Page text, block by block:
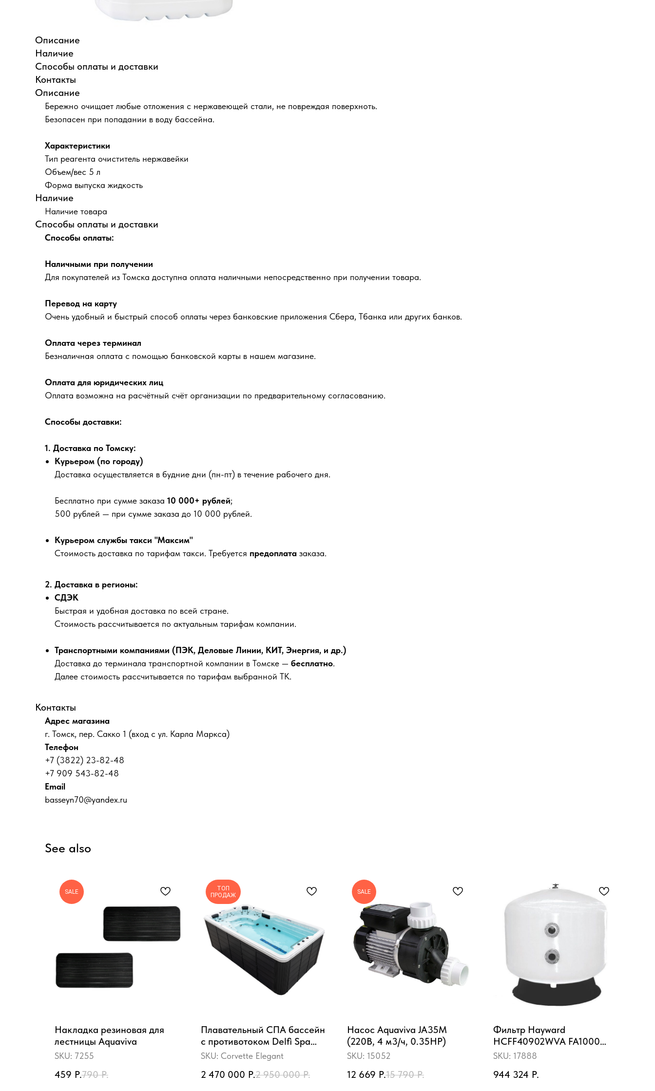
Описание
Наличие
Способы оплаты и доставки
Контакты
Описание
Бережно очищает любые отложения с нержавеющей стали, не повреждая поверхноть.
Безопасен при попадании в воду бассейна.
Характеристики
Тип реагента очиститель нержавейки
Объем/вес 5 л
Форма выпуска жидкость
Наличие
Наличие товара
Способы оплаты и доставки
Способы оплаты:
Наличными при получении
Для покупателей из Томска доступна оплата наличными непосредственно при получении товара.
Перевод на карту
Очень удобный и быстрый способ оплаты через банковские приложения Сбера, Тбанка или других банков.
Оплата через терминал
Безналичная оплата с помощью банковской карты в нашем магазине.
Оплата для юридических лиц
Оплата возможна на расчётный счёт организации по предварительному согласованию.
Способы доставки:
1. Доставка по Томску:
Курьером (по городу)
Доставка осуществляется в будние дни (пн-пт) в течение рабочего дня.
Бесплатно при сумме заказа 10 000+ рублей;
500 рублей — при сумме заказа до 10 000 рублей.
Курьером службы такси "Максим"
Стоимость доставка по тарифам такси. Требуется предоплата заказа.
2. Доставка в регионы:
СДЭК
Быстрая и удобная доставка по всей стране.
Стоимость рассчитывается по актуальным тарифам компании.
Транспортными компаниями (ПЭК, Деловые Линии, КИТ, Энергия, и др.)
Доставка до терминала транспортной компании в Томске — бесплатно.
Далее стоимость рассчитывается по тарифам выбранной ТК.
Контакты
Адрес магазина
г. Томск, пер. Сакко 1 (вход с ул. Карла Маркса)
Телефон
+7 (3822) 23-82-48
+7 909 543-82-48
Email
basseyn70@yandex.ru
See also
SALE
Накладка резиновая для
лестницы Aquaviva
SKU: 7255
459 Р.790 Р.
ТОП
ПРОДАЖ
Плавательный СПА бассейн
с противотоком Delfi Spa
Corvette Elegant
SKU: Corvette Elegant
2 470 000 Р.2 950 000 Р.
SALE
Насос Aquaviva JA35M
(220В, 4 м3/ч, 0.35HP)
SKU: 15052
12 669 Р.15 790 Р.
Фильтр Hayward
HCFF40902WVA FA1000
Bobbin (D1050)
SKU: 17888
944 324 Р.